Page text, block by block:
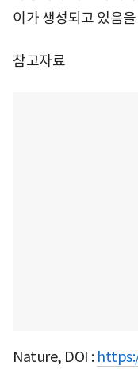
이가 생성되고 있음
참고자료
Nature, DOI :